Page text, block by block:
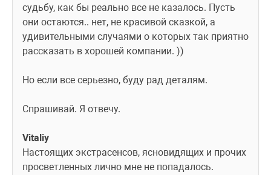
судьбу, как бы реально все не казалось. Пусть
они остаются.. нет, не красивой сказкой, а
удивительными случаями о которых так приятно
рассказать в хорошей компании. ))
Но если все серьезно, буду рад деталям.
Спрашивай. Я отвечу.
Vitaliy
Настоящих экстрасенсов, ясновидящих и прочих
просветленных лично мне не попадалось.